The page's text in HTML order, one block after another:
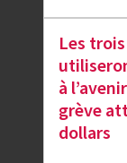
Les
à
grève
dollars